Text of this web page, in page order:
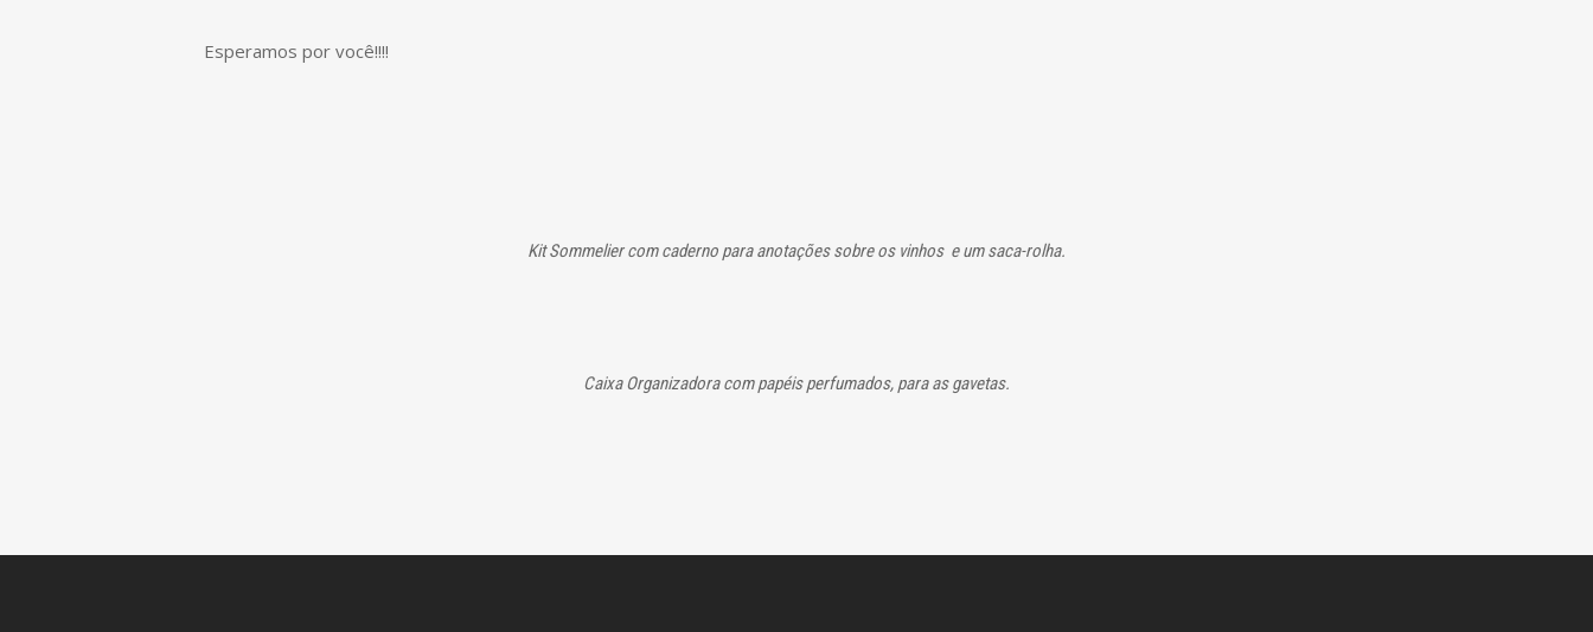
Esperamos por você!!!!
Kit Sommelier com caderno para anotações sobre os vinhos e um saca-rolha.
Caixa Organizadora com papéis perfumados, para as gavetas.